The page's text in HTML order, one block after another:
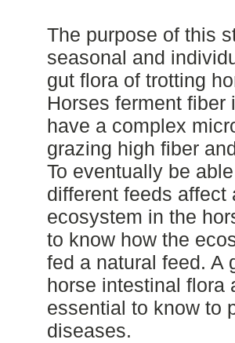
The purpose of this
seasonal and
gut flora of trotting
Horses ferment
have a complex
grazing high fiber
To eventually be
different feeds affect
ecosystem in the
to know how the
fed a natural feed. A
horse intestinal flora
essential to know to
diseases.